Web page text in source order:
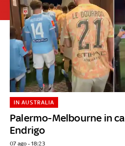
Palermo-Melbourne in
Endrigo
IN AUSTRALIA
07 ago - 18:23